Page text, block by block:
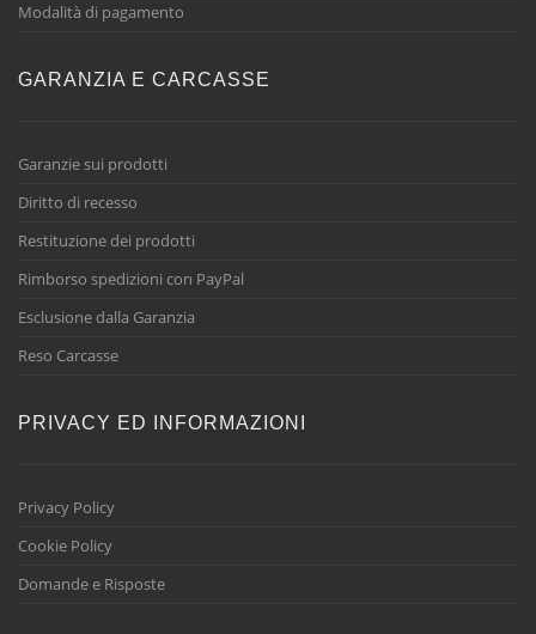
Modalità di pagamento
GARANZIA E CARCASSE
Garanzie sui prodotti
Diritto di recesso
Restituzione dei prodotti
Rimborso spedizioni con PayPal
Esclusione dalla Garanzia
Reso Carcasse
PRIVACY ED INFORMAZIONI
Privacy Policy
Cookie Policy
Domande e Risposte